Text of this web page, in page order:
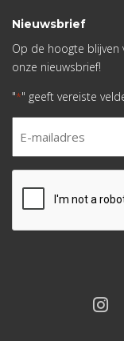
Nieuwsbrief
Op de hoogte blijven
onze nieuwsbrief!
"*" geeft vereiste
*